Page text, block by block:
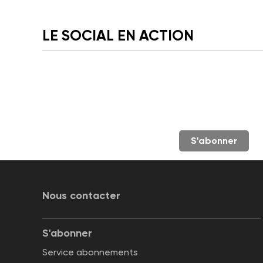
LE SOCIAL EN ACTION
S'abonner
Nous contacter
S'abonner
Service abonnements